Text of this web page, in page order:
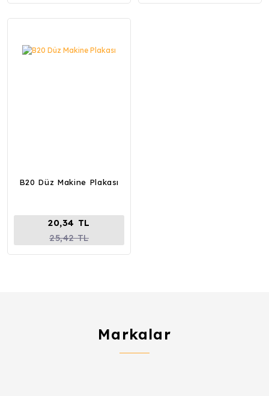
B20 Düz Makine Plakası
20,34 TL
25,42 TL
Markalar